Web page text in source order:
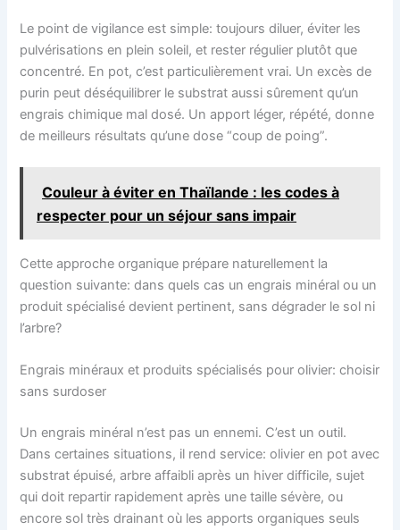
Le point de vigilance est simple: toujours diluer, éviter les
pulvérisations en plein soleil, et rester régulier plutôt que
concentré. En pot, c’est particulièrement vrai. Un excès de
purin peut déséquilibrer le substrat aussi sûrement qu’un
engrais chimique mal dosé. Un apport léger, répété, donne
de meilleurs résultats qu’une dose “coup de poing”.
Couleur à éviter en Thaïlande : les codes à
respecter pour un séjour sans impair
Cette approche organique prépare naturellement la
question suivante: dans quels cas un engrais minéral ou un
produit spécialisé devient pertinent, sans dégrader le sol ni
l’arbre?
Engrais minéraux et produits spécialisés pour olivier: choisir
sans surdoser
Un engrais minéral n’est pas un ennemi. C’est un outil.
Dans certaines situations, il rend service: olivier en pot avec
substrat épuisé, arbre affaibli après un hiver difficile, sujet
qui doit repartir rapidement après une taille sévère, ou
encore sol très drainant où les apports organiques seuls